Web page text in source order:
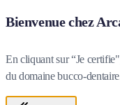
Bienvenue chez
En cliquant sur “Je
du domaine bucco-